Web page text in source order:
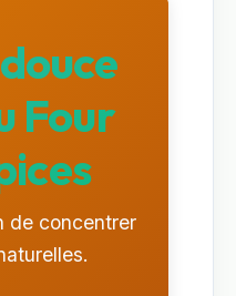
Four
de concentrer